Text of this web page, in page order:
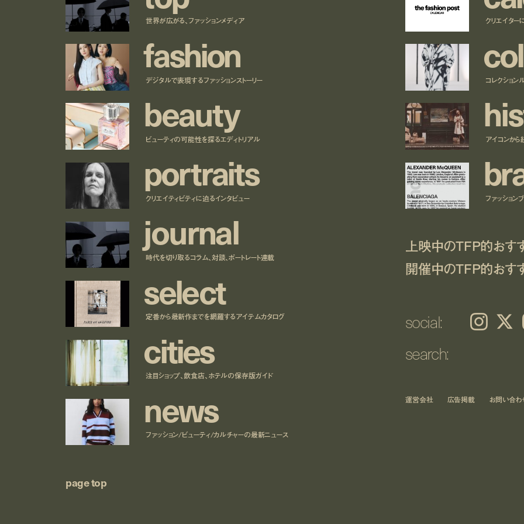
世界が広がる、ファッションメディア
fashion
デジタルで表現するファッションストーリー
beauty
ビューティの可能性を探るエディトリアル
portraits
クリエイティビティに迫るインタビュー
journal
時代を切り取るコラム、対談、ポートレート連載
select
定番から最新作までを網羅するアイテムカタログ
cities
注目ショップ、飲食店、ホテルの保存版ガイド
news
ファッション/ビューティ/カルチャーの最新ニュース
クリエイター
col
コレクション
his
アイコンから
br
ファッション
上映中のTFP的おす
開催中のTFP的おす
social: Instagram 𝕏
search:
運営会社 広告掲載 お問い合わ
page top